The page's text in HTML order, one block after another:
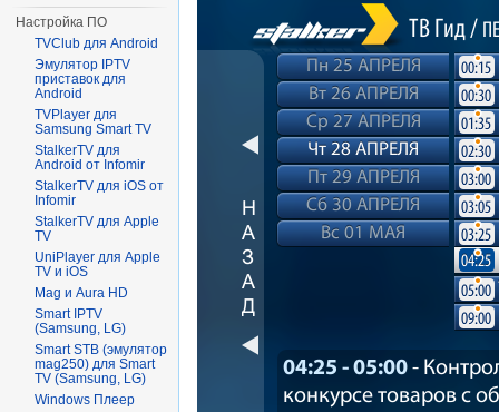
Настройка ПО
TVClub для Android
Эмулятор IPTV
приставок для
Android
TVPlayer для
Samsung Smart TV
StalkerTV для
Android от Infomir
StalkerTV для iOS от
Infomir
StalkerTV для Apple
TV
UniPlayer для Apple
TV и iOS
Mag и Aura HD
Smart IPTV
(Samsung, LG)
Smart STB (эмулятор
mag250) для Smart
TV (Samsung, LG)
Windows Плеер